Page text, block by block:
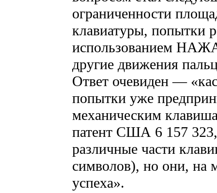
ограниченности
клавиатуры, попытки
использованием
другие движения
Ответ очевиден —
попытки уже
механическим
патент США 6 157 323,
различные части
символов), но они, на
успеха».